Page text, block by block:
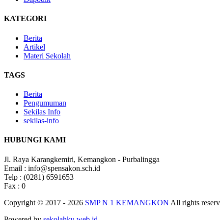
KATEGORI
Berita
Artikel
Materi Sekolah
TAGS
Berita
Pengumuman
Sekilas Info
sekilas-info
HUBUNGI KAMI
Jl. Raya Karangkemiri, Kemangkon - Purbalingga
Email : info@spensakon.sch.id
Telp : (0281) 6591653
Fax : 0
Copyright © 2017 - 2026 SMP N 1 KEMANGKON All rights